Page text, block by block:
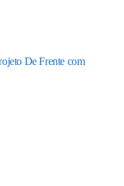
De Frente com